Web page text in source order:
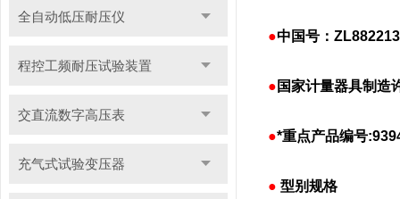
全自动低压耐压仪
程控工频耐压试验装置
交直流数字高压表
充气式试验变压器
●中国号：
● 国家计量器具制造
●*重点产品编号:
● 型别规格